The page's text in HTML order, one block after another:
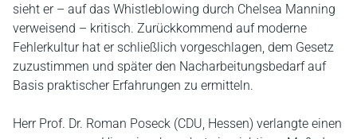
sieht er – auf das Whistleblowing durch Chelsea Manning
verweisend – kritisch. Zurückkommend auf moderne
Fehlerkultur hat er schließlich vorgeschlagen, dem Gesetz
zuzustimmen und später den Nacharbeitungsbedarf auf
Basis praktischer Erfahrungen zu ermitteln.
Herr Prof. Dr. Roman Poseck (CDU, Hessen) verlangte einen